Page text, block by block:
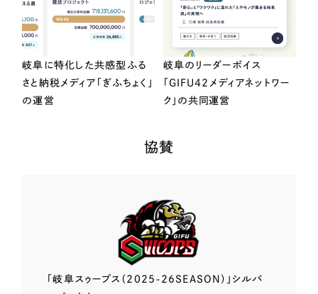
岐阜に特化した共感型ふる
さと納税メディア「ぎふちょく」
の運営
岐阜のリーダーボイス
「GIFU42メディアネットワー
ク」の共同運営
協賛
「岐阜スゥープス （2025-26SEASON）」 シルバ